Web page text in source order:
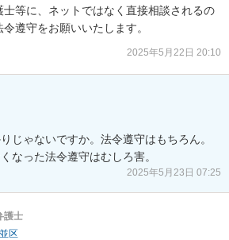
等に、ネットではなく直接相談されるの
遵守をお願いいたします。
2025年5月22日 20:10
じゃないですか。法令遵守はもちろん。
なった法令遵守はむしろ害。
2025年5月23日 07:25
護士
区